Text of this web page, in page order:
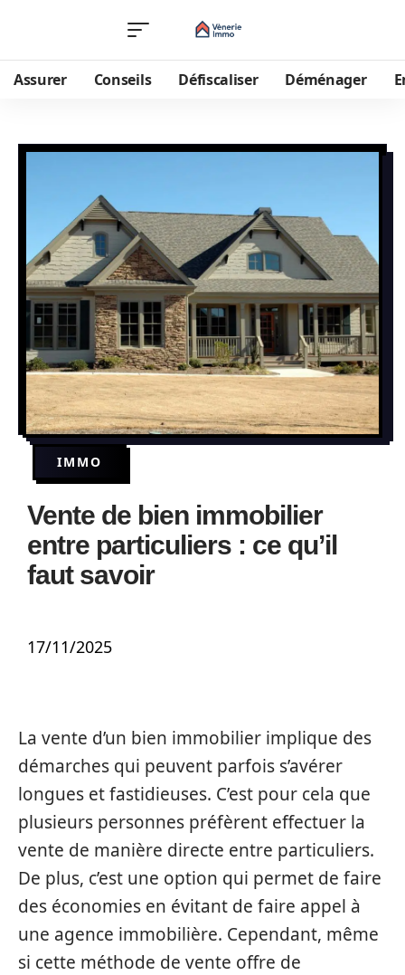
Assurer Conseils Défiscaliser Déménager
IMMO
Vente de bien immobilier
entre particuliers : ce qu’il
faut savoir
17/11/2025
La vente d’un bien immobilier implique des
démarches qui peuvent parfois s’avérer
longues et fastidieuses. C’est pour cela que
plusieurs personnes préfèrent effectuer la
vente de manière directe entre particuliers.
De plus, c’est une option qui permet de faire
des économies en évitant de faire appel à
une agence immobilière. Cependant, même
si cette méthode de vente offre de